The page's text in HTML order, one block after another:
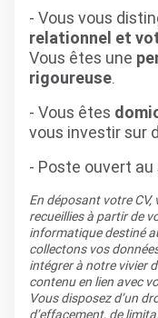
- Vous vous
relationnel et
Vous êtes une
rigoureuse.
- Vous êtes
vous investir sur
- Poste ouvert au
En déposant votre
recueillies à partir de
informatique destiné
collectons vos
intégrer à notre vivier
contenu en lien avec
Vous disposez d’un
d’effacement, de